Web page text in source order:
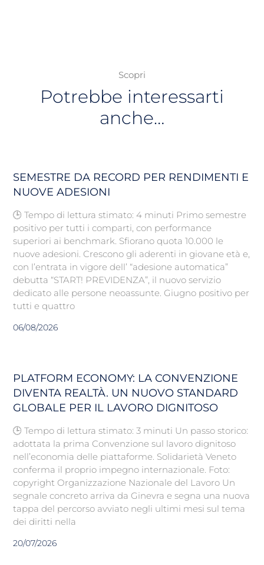
Scopri
Potrebbe interessarti
anche…
SEMESTRE DA RECORD PER RENDIMENTI E
NUOVE ADESIONI
🕒 Tempo di lettura stimato: 4 minuti Primo semestre
positivo per tutti i comparti, con performance
superiori ai benchmark. Sfiorano quota 10.000 le
nuove adesioni. Crescono gli aderenti in giovane età e,
con l’entrata in vigore dell’ “adesione automatica”
debutta “START! PREVIDENZA”, il nuovo servizio
dedicato alle persone neoassunte. Giugno positivo per
tutti e quattro
06/08/2026
PLATFORM ECONOMY: LA CONVENZIONE
DIVENTA REALTÀ. UN NUOVO STANDARD
GLOBALE PER IL LAVORO DIGNITOSO
🕒 Tempo di lettura stimato: 3 minuti Un passo storico:
adottata la prima Convenzione sul lavoro dignitoso
nell’economia delle piattaforme. Solidarietà Veneto
conferma il proprio impegno internazionale. Foto:
copyright Organizzazione Nazionale del Lavoro Un
segnale concreto arriva da Ginevra e segna una nuova
tappa del percorso avviato negli ultimi mesi sul tema
dei diritti nella
20/07/2026